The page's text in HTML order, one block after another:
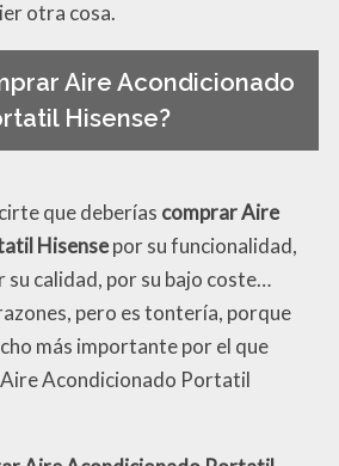
otra cosa.
Aire Acondicionado
Hisense?
que deberías comprar Aire
Hisensepor su funcionalidad,
calidad, por su bajo coste…
pero es tontería, porque
más importante por el que
Acondicionado Portatil